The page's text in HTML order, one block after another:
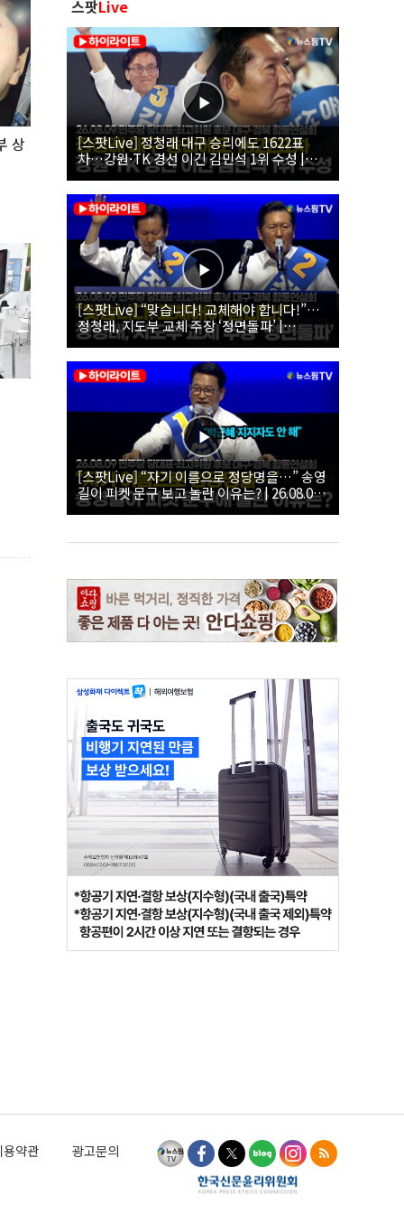
상
스팟Live
[스팟Live] 정청래 대구 승리에도 1622표
차…강원·TK 경선 이긴 김민석 1위 수성 |
26.08.09 더불어민주당 당대표·최고위원 후
보 대구·경북 합동연설회
[스팟Live] “맞습니다! 교체해야 합니다!”…
정청래, 지도부 교체 주장 ‘정면돌파’ |
26.08.09 더불어민주당 당대표·최고위원 후
보 대구·경북 합동연설회
[스팟Live] “자기 이름으로 정당명을…” 송영
길이 피켓 문구 보고 놀란 이유는? | 26.08.09
더불어민주당 당대표·최고위원 후보 대구·경
용약관 광고문의